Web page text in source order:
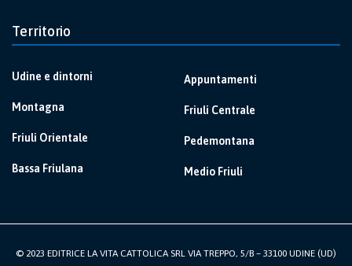
Territorio
Udine e dintorni
Montagna
Friuli Orientale
Bassa Friulana
Appuntamenti
Friuli Centrale
Pedemontana
Medio Friuli
© 2023 EDITRICE LA VITA CATTOLICA SRL VIA TREPPO, 5/B – 33100 UDINE (UD)